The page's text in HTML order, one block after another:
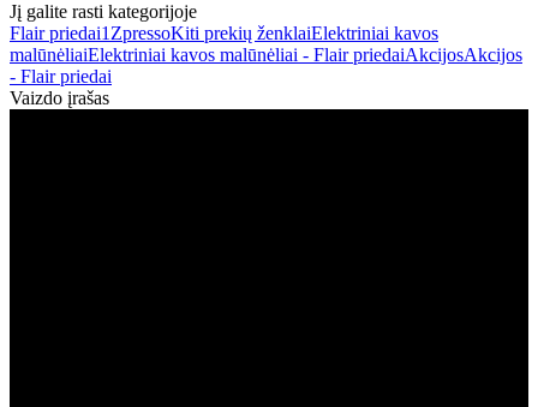
Jį galite rasti kategorijoje
Flair priedai1ZpressoKiti prekių ženklaiElektriniai kavos
malūnėliaiElektriniai kavos malūnėliai - Flair priedaiAkcijosAkcijos
- Flair priedai
Vaizdo įrašas